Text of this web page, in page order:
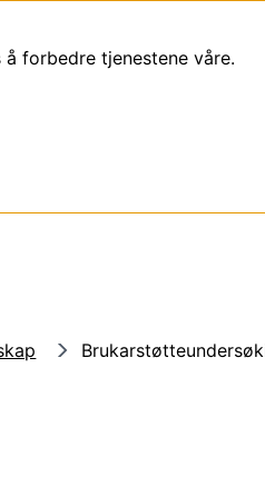
forbedre tjenestene våre.